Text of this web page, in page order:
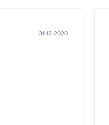
31-12-2020